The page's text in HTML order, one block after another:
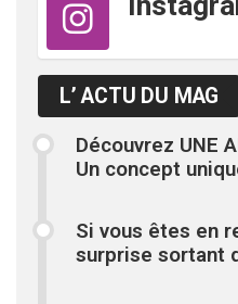
L’ ACTU DU MAG
Découvrez UNE
Un concept
Si vous êtes en
surprise sortant